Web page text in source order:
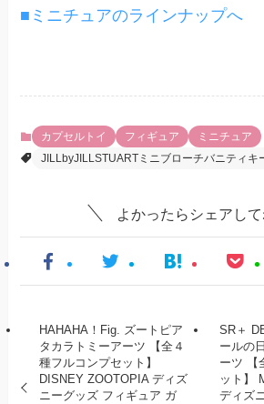
■ミニチュアのラインナップへ
カプセルトイ フィギュア
ミニチュア
JILLbyJILLSTUARTミニブローチバニティキ
よかったらシェアして
HAHAHA！Fig. ズートピア
タカラトミーアーツ 【全４
種フルコンプセット】
DISNEY ZOOTOPIA ディズ
ニーグッズ フィギュア ガ
SR＋
ールの
ーツ 【
ット】
ディズ